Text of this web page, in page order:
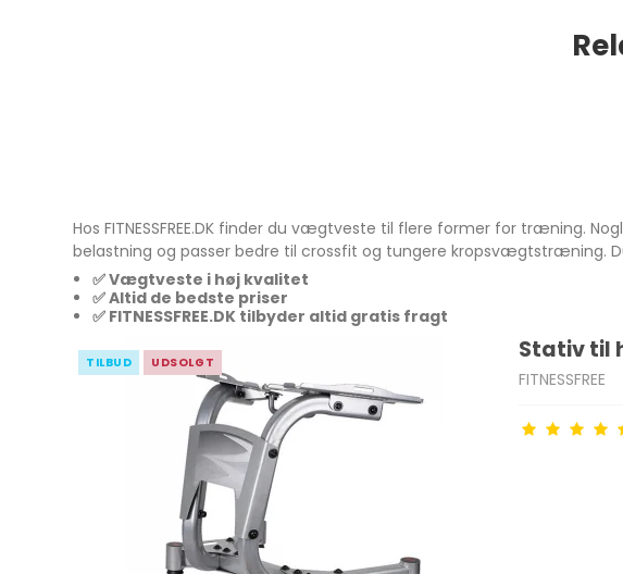
Hos FITNESSFREE.DK finder du vægtveste til flere former for træning.
belastning og passer bedre til crossfit og tungere
✅ Vægtveste i høj kvalitet
✅ Altid de bedste priser
✅ FITNESSFREE.DK tilbyder altid gratis fragt
TILBUD UDSOLGT Stativ til
FITNESSFREE